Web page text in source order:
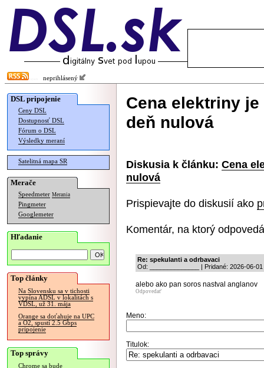
neprihlásený
DSL pripojenie
Ceny DSL
Dostupnosť DSL
Fórum o DSL
Výsledky meraní
Satelitná mapa SR
Merače
Speedmeter Merania
Pingmeter
Googlemeter
Hľadanie
Top články
Na Slovensku sa v tichosti
vypína ADSL v lokalitách s
VDSL, už 31. mája
Orange sa doťahuje na UPC
a O2, spustí 2.5 Gbps
pripojenie
Top správy
Chrome sa bude
Cena elektriny
deň nulová
Diskusia k článku: Cena
nulová
Prispievajte do diskusií ako
Komentár, na ktorý
Re: spekulanti a odrbavaci
Od: ______________ | Pridané: 2026-06-
alebo ako pan soros nastval anglanov
Odpovedať
Meno:
Titulok: